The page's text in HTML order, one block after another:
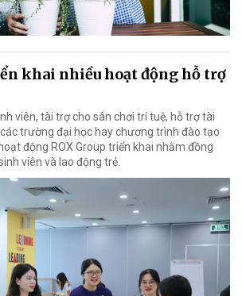
khai nhiều hoạt động hỗ trợ
viên, tài trợ cho sân chơi trí tuệ, hỗ trợ tài
trường đại học hay chương trình đào tạo
động ROX Group triển khai nhằm đồng
viên và lao động trẻ.